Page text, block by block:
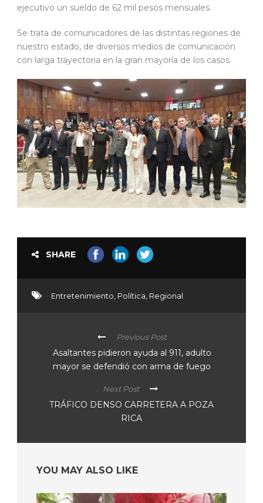
ejecutivo un sueldo de 62 mil pesos mensuales.
Se trata de comunicadores de las distintas regiones de
nuestro estado, de diversos medios de comunicación
con larga trayectoria en la gran mayoría de los casos.
SHARE
Entretenimiento Política Regional
Previous Post
Asaltantes pidieron ayuda al 911, adulto
mayor se defendió con arma de fuego
Next Post
TRÁFICO DENSO CARRETERA A POZA
RICA
YOU MAY ALSO LIKE